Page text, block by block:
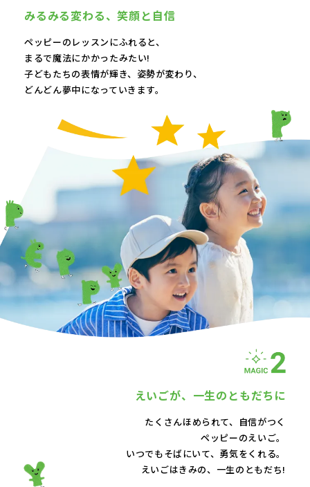
みるみる変わる、笑顔と自信
ペッピーのレッスンにふれると、
まるで魔法にかかったみたい!
子どもたちの表情が輝き、 姿勢が変わり、
どんどん夢中になっていきます。
えいごが、 一生のともだちに
たくさんほめられて、自信がつく
ペッピーのえいご。
いつでもそばにいて、 勇気をくれる。
えいごはきみの、一生のともだち!